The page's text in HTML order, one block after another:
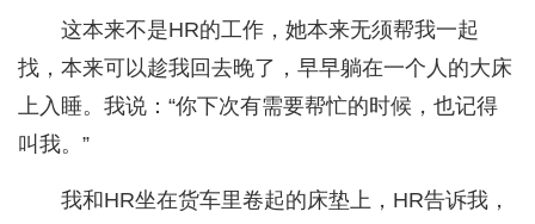
这本来不是HR的工作，她本来无须帮我一起
找，本来可以趁我回去晚了，早早躺在一个人的大床
上入睡。我说：“你下次有需要帮忙的时候，也记得
叫我。”
我和HR坐在货车里卷起的床垫上，HR告诉我，